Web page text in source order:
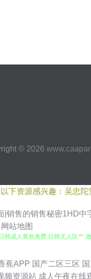
© 2026
下资源感兴趣：吴忠陀
|销售的销售秘密1HD
网站地图
韩成人黄色免费 日韩无人区艹
蕉APP 国产二区三区
频资源站 成人午夜在线